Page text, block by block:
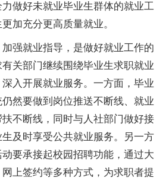
做好未就业毕业生群体的就业工
加充分更高质量就业。
强就业指导，是做好就业工作的
关部门继续围绕毕业生求职就业
入开展就业服务。一方面，毕业
然要做到岗位推送不断线、就业
不断线，同时与人社部门做好接
及时享受公共就业服务。另一方
要承接起校园招聘功能，通过大
上签约等多种方式，为求职者提